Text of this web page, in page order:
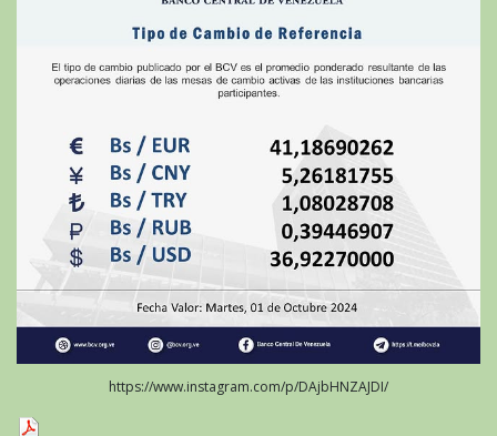
https://www.instagram.com/p/DAjbHNZAJDI/